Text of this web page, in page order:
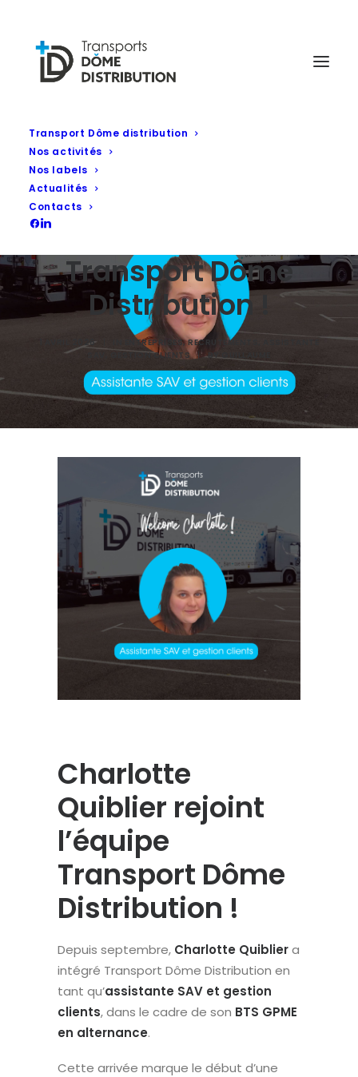
Transport Dôme distribution
Nos activités
Nos labels
Actualités
ContactsCharlotte Quiblier
Transport Dôme
Distribution !
1 AVRIL 2026 ENTREPRISES,RECRUTEMENTS
GESTION CLIENTS | BYGUILLAUME
Charlotte
Quiblier rejoint
l’équipe
Transport Dôme
Distribution !
Depuis septembre, Charlotte Quibliera
intégré Transport Dôme Distribution en
tant qu’assistante SAV et gestion
clients, dans le cadre de son BTS GPME
en alternance.
Cette arrivée marque le début d’une